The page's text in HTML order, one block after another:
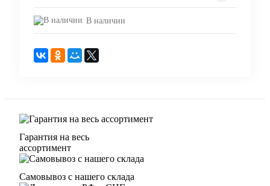
В наличии
Гарантия на весь
ассортимент
Самовывоз с нашего склада